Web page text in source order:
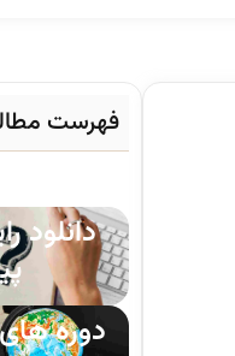
فهرست
دانلود
دوره